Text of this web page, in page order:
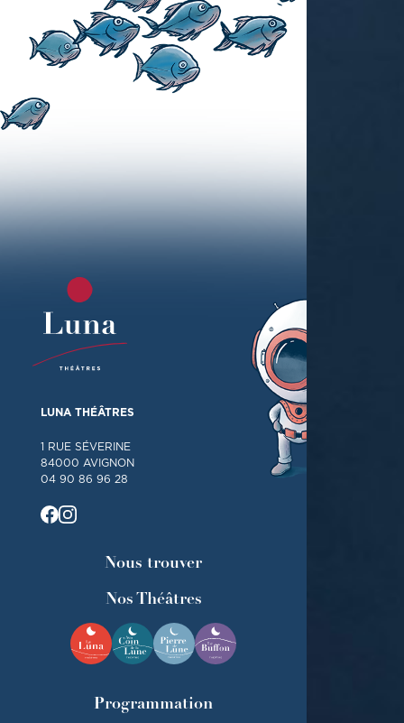
LUNA THÉÂTRES
1 RUE SÉVERINE
84000 AVIGNON
04 90 86 96 28
Nous trouver
Nos Théâtres
Programmation